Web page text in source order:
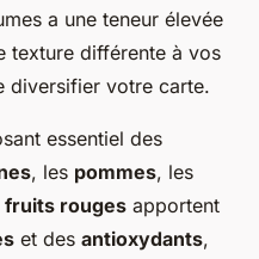
a une teneur élevée
texture différente à vos
diversifier votre carte.
essentiel des
, les pommes, les
fruits rouges apportent
et des antioxydants,